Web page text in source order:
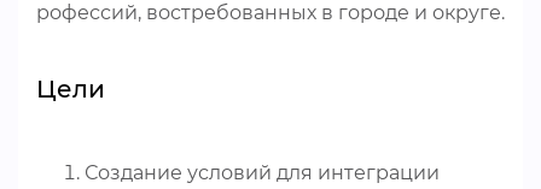
рофессий, востребованных в городе и округе.
Цели
Создание условий для интеграции